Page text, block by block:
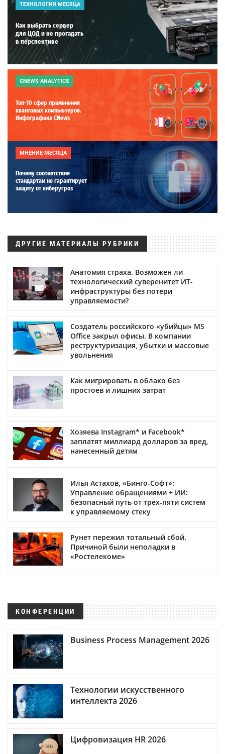
ТЕХНОЛОГИЯ МЕСЯЦА
Как выбрать сервер
для ЦОД и не прогадать
в перспективе
CNEWS ANALYTICS
Топ-10 сфер применения
квантовых компьютеров.
Инфографика CNews
МНЕНИЕ МЕСЯЦА
Почему соответствие
стандартам не гарантирует
защиту от киберугроз
ДРУГИЕ МАТЕРИАЛЫ РУБРИКИ
Анатомия страха. Возможен ли
технологический суверенитет ИТ-
инфраструктуры без потери
управляемости?
Создатель российского «убийцы» MS
Office закрыл офисы. В компании
реструктуризация, убытки и массовые
увольнения
Как мигрировать в облако без
простоев и лишних затрат
Хозяева Instagram* и Facebook*
заплатят миллиард долларов за вред,
нанесенный детям
Илья Астахов, «Бинго-Софт»:
Управление обращениями + ИИ:
безопасный путь от трех‑пяти систем
к управляемому стеку
Рунет пережил тотальный сбой.
Причиной были неполадки в
«Ростелекоме»
КОНФЕРЕНЦИИ
Business Process Management 2026
Технологии искусственного
интеллекта 2026
Цифровизация HR 2026